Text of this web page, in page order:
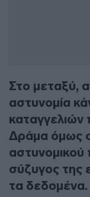
Στο μεταξύ,
αστυνομία
καταγγελιών
Δράμα όμως
σύζυγος της
τα δεδομένα.